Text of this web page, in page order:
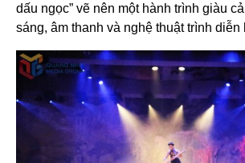
dấu ngọc” vẽ nên một hành trình giàu
sáng, âm thanh và nghệ thuật trình diễn